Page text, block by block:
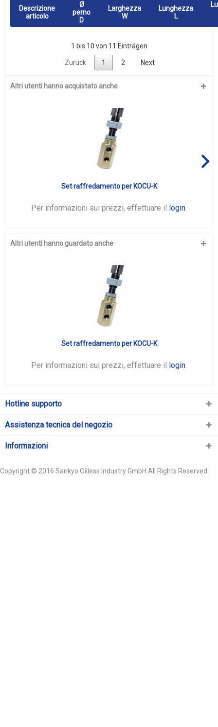
Descrizione
articolo
Ø
perno
D
Larghezza
W
Lunghezza
L
1 bis 10 von 11 Einträgen
Zurück 1 2 Next
Altri utenti hanno acquistato anche
Set raffredamento per KOCU-K
Per informazioni sui prezzi, effettuare il login.
Altri utenti hanno guardato anche
Set raffredamento per KOCU-K
Per informazioni sui prezzi, effettuare il login.
Hotline supporto
Assistenza tecnica del negozio
Informazioni
Copyright © 2016 Sankyo Oilless Industry GmbH All Rights Reserved